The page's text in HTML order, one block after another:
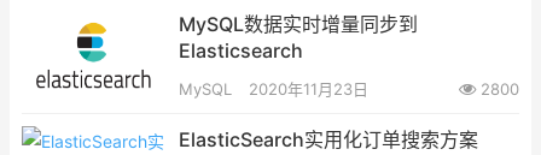
MySQL数据实时增量同步到
Elasticsearch
MySQL 2020年11月23日 2800
ElasticSearch实用化订单搜索方案